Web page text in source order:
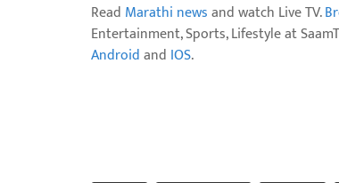
Read Marathi newsand watch Live TV.
Entertainment, Sports, Lifestyle at
Androidand IOS.